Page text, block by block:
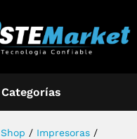
Categorías
Shop / Impresoras /